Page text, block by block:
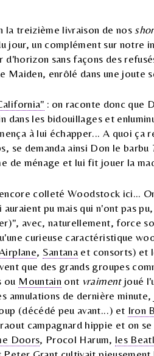
la treizième livraison de nos
jour, un complément sur notre
d'horizon sans façons des
Maiden, enrôlé dans une joute
: on raconte donc que
dans les bidouillages et
à lui échapper... A quoi ça
se demanda ainsi Don le
de ménage et lui fit jouer la
colleté Woodstock ici...
auraient pu mais qui n'ont pas
avec, naturellement, force
curieuse caractéristique
, Santana et consorts) et
que des grands groupes
ou Mountain ont vraimentjoué
annulations de dernière
(décédé peu avant...) et Iron
campagnard hippie et on
Doors, Procol Harum, les